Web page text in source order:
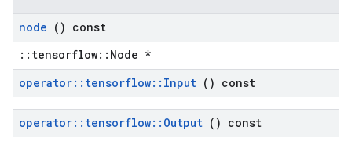
node () const
::tensorflow::Node *
operator:: tensorflow:: Input () const
operator:: tensorflow:: Output () const